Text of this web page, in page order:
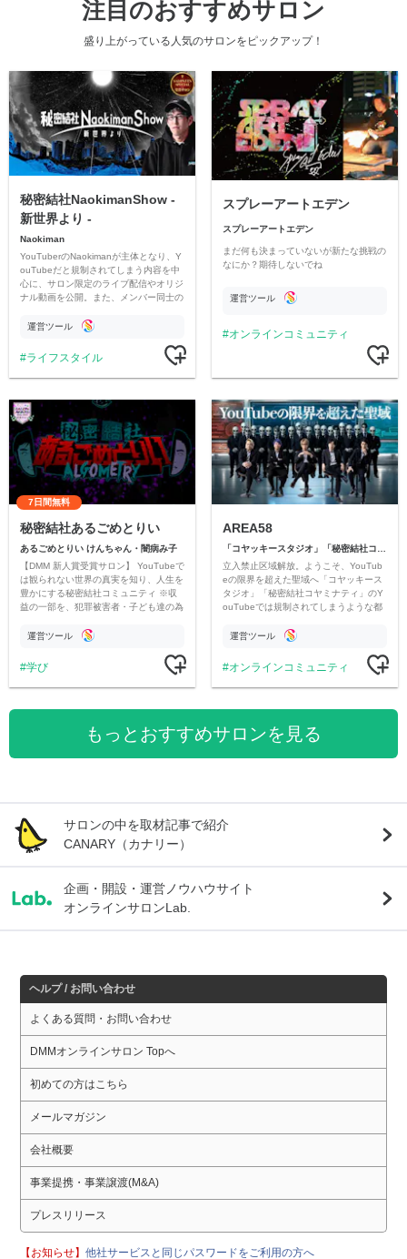
注目のおすすめサロン
盛り上がっている人気のサロンをピックアップ！
秘密結社NaokimanShow -
新世界より -
Naokiman
YouTuberのNaokimanが主体となり、Y
ouTubeだと規制されてしまう内容を中
心に、サロン限定のライブ配信やオリジ
ナル動画を公開。また、メンバー同士の
ただいています。
運営ツール
ライフスタイル
スプレーアートエデン
スプレーアートエデン
まだ何も決まっていないが新たな挑戦の
なにか？期待しないでね
運営ツール
オンラインコミュニティ
7日間無料
秘密結社あるごめとりい
あるごめとりい けんちゃん・闇病み子
【DMM 新人賞受賞サロン】 YouTubeで
は観られない世界の真実を知り、人生を
豊かにする秘密結社コミュニティ ※収
益の一部を、犯罪被害者・子ども達の為
す運営ツール
学び
AREA58
立入禁止区域解放。ようこそ、YouTub
eの限界を超えた聖域へ「コヤッキース
タジオ」「秘密結社コヤミナティ」のY
ouTubeでは規制されてしまうような都
公開。
運営ツール
オンラインコミュニティ
もっとおすすめサロンを見る
サロンの中を取材記事で紹介
CANARY（カナリー）
企画・開設・運営ノウハウサイト
オンラインサロンLab.
ヘルプ / お問い合わせ
よくある質問・お問い合わせ
DMMオンラインサロン Topへ
初めての方はこちら
メールマガジン
会社概要
事業提携・事業譲渡(M&A)
プレスリリース
【お知らせ】他社サービスと同じパスワードをご利用の方へ